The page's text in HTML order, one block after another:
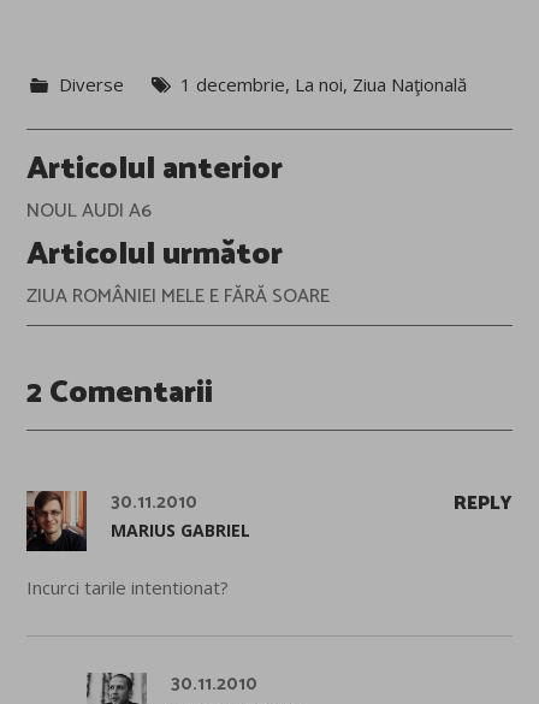
Diverse 1 decembrie, La noi, Ziua Naţională
Post
navigation
Articolul anterior
NOUL AUDI A6
Articolul următor
ZIUA ROMÂNIEI MELE E FĂRĂ SOARE
2 Comentarii
REPLY
30.11.2010
MARIUS GABRIEL
Incurci tarile intentionat?
30.11.2010